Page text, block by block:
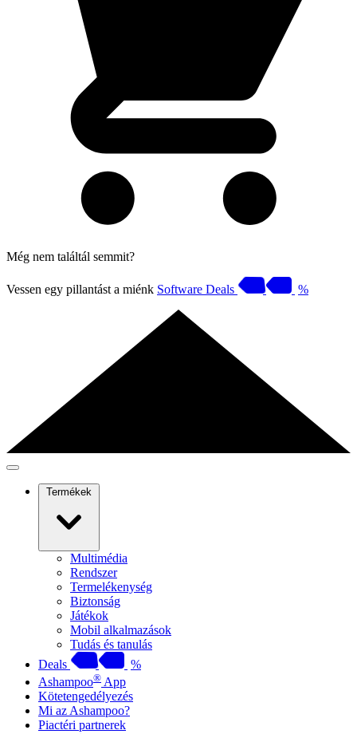
Még nem találtál semmit?
Vessen egy pillantást a miénk Software Deals %
Termékek
Multimédia
Rendszer
Termelékenység
Biztonság
Játékok
Mobil alkalmazások
Tudás és tanulás
Deals
%
Ashampoo® App
Kötetengedélyezés
Mi az Ashampoo?
Piactéri partnerek